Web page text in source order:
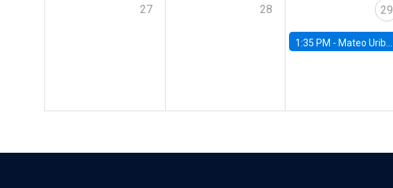
27 28 29
1:35 PM - Mateo Uribe-Castro, Universidad de los Andes (Colombia)